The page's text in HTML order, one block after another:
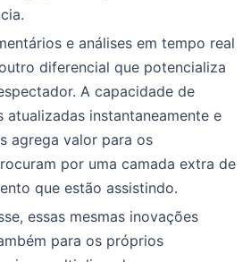
e análises em tempo real
diferencial que potencializa
A capacidade de
instantaneamente e
agrega valor para os
por uma camada extra de
que estão assistindo.
essas mesmas inovações
para os próprios